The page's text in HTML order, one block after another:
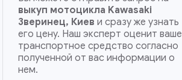
выкуп мотоцикла Kawasaki
Зверинец, Киев и сразу же узнать
его цену. Наш эксперт оценит ваше
транспортное средство согласно
полученной от вас информации о
нем.